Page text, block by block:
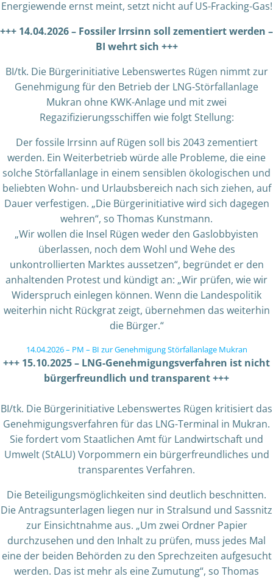
Energiewende ernst meint, setzt nicht auf US-Fracking-Gas!
+++ 14.04.2026 – Fossiler Irrsinn soll zementiert werden –
BI wehrt sich +++
BI/tk. Die Bürgerinitiative Lebenswertes Rügen nimmt zur
Genehmigung für den Betrieb der LNG-Störfallanlage
Mukran ohne KWK-Anlage und mit zwei
Regazifizierungsschiffen wie folgt Stellung:
Der fossile Irrsinn auf Rügen soll bis 2043 zementiert
werden. Ein Weiterbetrieb würde alle Probleme, die eine
solche Störfallanlage in einem sensiblen ökologischen und
beliebten Wohn- und Urlaubsbereich nach sich ziehen, auf
Dauer verfestigen. „Die Bürgerinitiative wird sich dagegen
wehren“, so Thomas Kunstmann.
„Wir wollen die Insel Rügen weder den Gaslobbyisten
überlassen, noch dem Wohl und Wehe des
unkontrollierten Marktes aussetzen“, begründet er den
anhaltenden Protest und kündigt an: „Wir prüfen, wie wir
Widerspruch einlegen können. Wenn die Landespolitik
weiterhin nicht Rückgrat zeigt, übernehmen das weiterhin
die Bürger.“
14.04.2026 – PM – BI zur Genehmigung Störfallanlage Mukran
+++ 15.10.2025 – LNG-Genehmigungsverfahren ist nicht
bürgerfreundlich und transparent +++
BI/tk. Die Bürgerinitiative Lebenswertes Rügen kritisiert das
Genehmigungsverfahren für das LNG-Terminal in Mukran.
Sie fordert vom Staatlichen Amt für Landwirtschaft und
Umwelt (StALU) Vorpommern ein bürgerfreundliches und
transparentes Verfahren.
Die Beteiligungsmöglichkeiten sind deutlich beschnitten.
Die Antragsunterlagen liegen nur in Stralsund und Sassnitz
zur Einsichtnahme aus. „Um zwei Ordner Papier
durchzusehen und den Inhalt zu prüfen, muss jedes Mal
eine der beiden Behörden zu den Sprechzeiten aufgesucht
werden. Das ist mehr als eine Zumutung“, so Thomas